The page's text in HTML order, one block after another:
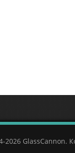
2026 GlassCannon.